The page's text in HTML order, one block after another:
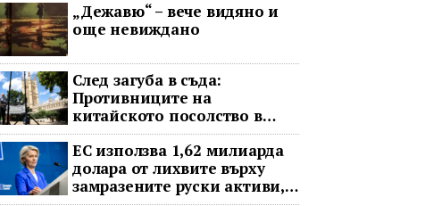
„Дежавю“ – вече видяно и
още невиждано
След загуба в съда:
Противниците на
китайското посолство в
Лондон обжалват
ЕС използва 1,62 милиарда
долара от лихвите върху
замразените руски активи,